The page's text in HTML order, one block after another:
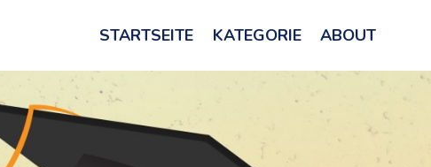
STARTSEITE KATEGORIE ABOUT